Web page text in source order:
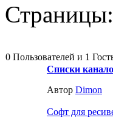
0 Пользователей и 1
Списки
Автор Dimon
Софт для